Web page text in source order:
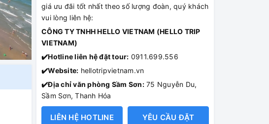
giá ưu đãi tốt nhất theo số lượng đoàn, quý khách
vui lòng liên hệ:
CÔNG TY TNHH HELLO VIETNAM (HELLO TRIP
VIETNAM)
✔️Hotline liên hệ đặt tour: 0911.699.556
✔️Website: hellotripvietnam.vn
✔️Địa chỉ văn phòng Sầm Sơn: 75 Nguyễn Du,
Sầm Sơn, Thanh Hóa
LIÊN HỆ HOTLINE YÊU CẦU ĐẶT